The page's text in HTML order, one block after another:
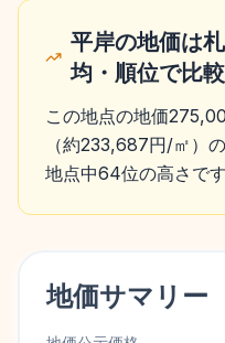
平岸の地価は
均・順位で比較
この地点の地価
（約233,687円/㎡）
地点中64位の高さです
地価サマリー